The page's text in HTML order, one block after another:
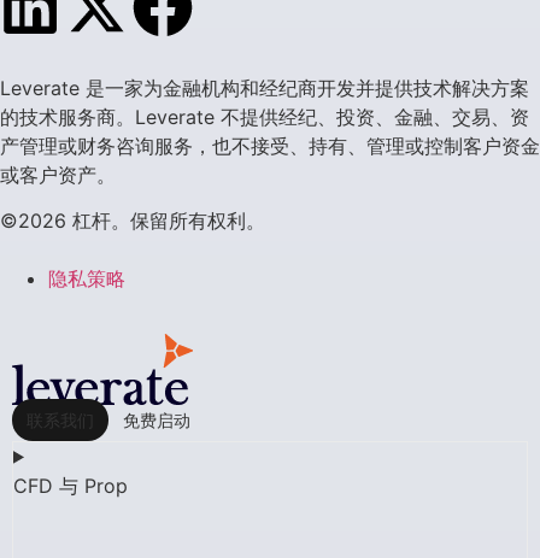
Leverate 是一家为金融机构和经纪商开发并提供技术解决方案
的技术服务商。Leverate 不提供经纪、投资、金融、交易、资
产管理或财务咨询服务，也不接受、持有、管理或控制客户资金
或客户资产。
©2026 杠杆。保留所有权利。
隐私策略
联系我们 免费启动
CFD 与 Prop